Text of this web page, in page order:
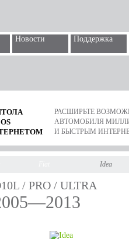
Новости Поддержка
РАСШИРЬТЕ
АВТОМОБИЛЯ
И БЫСТРЫМ
Idea
/ PRO / ULTRA